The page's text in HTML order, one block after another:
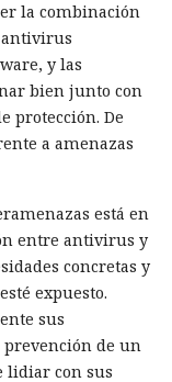
la combinación
antivirus
y las
bien junto con
protección. De
a amenazas
está en
entre antivirus y
concretas y
expuesto.
sus
prevención de un
lidiar con sus